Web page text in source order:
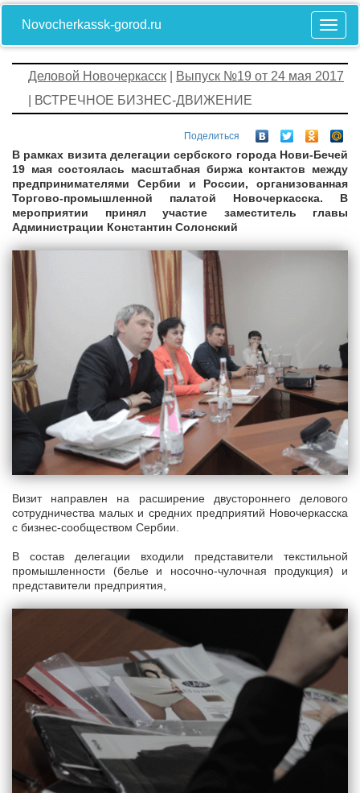
Novocherkassk-gorod.ru
Деловой Новочеркасск
Выпуск №19 от 24 мая 2017
| ВСТРЕЧНОЕ БИЗНЕС-ДВИЖЕНИЕ
Поделиться
В рамках визита делегации сербского города Нови-Бечей
19 маясостоялась масштабная биржа контактов между
предпринимателями Сербии и России, организованная
Торгово-промышленной палатой Новочеркасска. В
мероприятии принял участие заместитель главы
Администрации Константин Солонский
Визит направлен на расширение двустороннего делового
сотрудничества малых и средних предприятий Новочеркасска
с бизнес-сообществом Сербии.
В состав делегации входили представители текстильной
промышленности (белье и носочно-чулочная продукция) и
представители предприятия,